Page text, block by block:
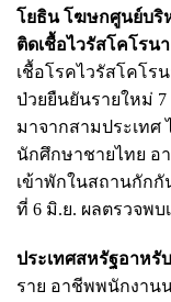
โยธิน โฆษกศูนย์บริ
ติดเชื้อไวรัสโคโรน
เชื้อโรคไวรัสโคโร
ป่วยยืนยันรายใหม่
มาจากสามประเทศ ไ
นักศึกษาชายไทย อา
เข้าพักในสถานกักกั
ที่ 6 มิ.ย. ผลตรวจพบ
ประเทศสหรัฐอาหรับ
ราย อาชีพพนักงานน